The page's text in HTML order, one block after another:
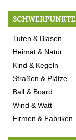
SCHWERPUNKTE
Tuten & Blasen
Heimat & Natur
Kind & Kegeln
Straßen & Plätze
Ball & Board
Wind & Watt
Firmen & Fabriken